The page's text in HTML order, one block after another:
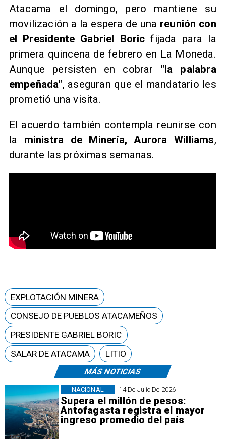
Atacama el domingo, pero mantiene su
movilización a la espera de una reunión con
el Presidente Gabriel Boric fijada para la
primera quincena de febrero en La Moneda.
Aunque persisten en cobrar "la palabra
empeñada", aseguran que el mandatario les
prometió una visita.
El acuerdo también contempla reunirse con
la ministra de Minería, Aurora Williams,
durante las próximas semanas.
MÁS NOTICIAS
14 De Julio De 2026
Supera el millón de pesos:
Antofagasta registra el mayor
ingreso promedio del país
NACIONAL
EXPLOTACIÓN MINERA
CONSEJO DE PUEBLOS ATACAMEÑOS
PRESIDENTE GABRIEL BORIC
SALAR DE ATACAMA
LITIO